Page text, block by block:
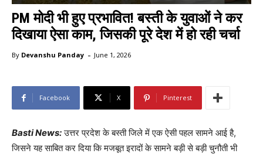
PM मोदी भी हुए प्रभावित! बस्ती के युवाओं ने कर
दिखाया ऐसा काम, जिसकी पूरे देश में हो रही चर्चा
By Devanshu Panday - June 1, 2026
Facebook X Pinterest
Basti News:उत्तर प्रदेश के बस्ती जिले में एक ऐसी पहल सामने आई है,
जिसने यह साबित कर दिया कि मजबूत इरादों के सामने बड़ी से बड़ी चुनौती भी